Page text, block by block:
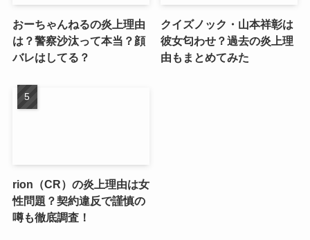
おーちゃんねるの炎上理由
は？警察沙汰って本当？顔
バレはしてる？
クイズノック・山本祥彰は
彼女匂わせ？過去の炎上理
由もまとめてみた
rion（CR）の炎上理由は女
性問題？契約違反で謹慎の
噂も徹底調査！